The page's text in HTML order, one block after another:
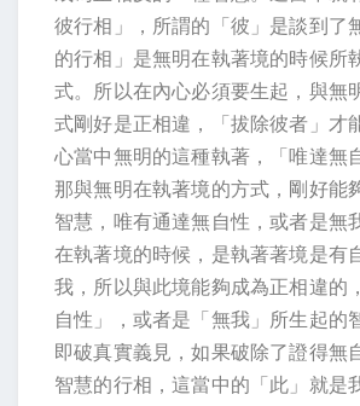
彼行相」，所謂的「彼」是談到了
的行相」是無明在執著境的時候所
式。所以在內心必須要生起，與無
式剛好是正相違，「拔除彼者」才
心當中無明的這種執著，「唯達無
那與無明在執著境的方式，剛好能
智慧，唯有通達無自性，或者是無
在執著境的時候，是執著著境是有
我，所以與此境能夠成為正相違的
自性」，或者是「無我」所生起的
即破真實義見，如果破除了證得無
智慧的行相，這當中的「此」就是